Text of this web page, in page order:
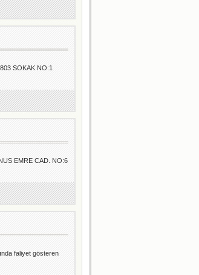
SOKAK NO:1
EMRE CAD. NO:6
faliyet gösteren